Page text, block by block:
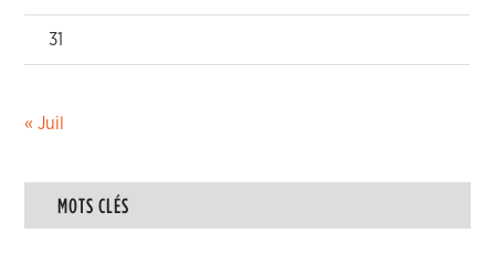
31
« Juil
MOTS CLÉS